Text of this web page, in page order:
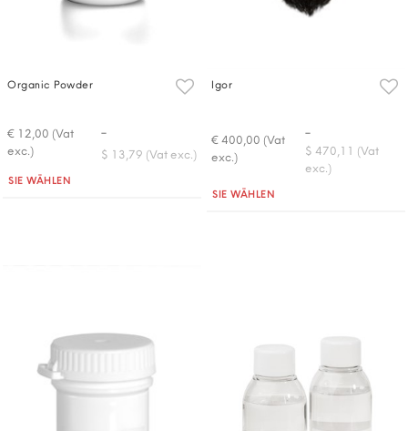
Organic Powder
€ 12,00 (Vat
exc.)
-
$ 13,79 (Vat exc.)
Quantità
SIE WÄHLEN
Igor
€ 400,00 (Vat
exc.)
-
$ 470,11 (Vat
exc.)
Quantità
SIE WÄHLEN